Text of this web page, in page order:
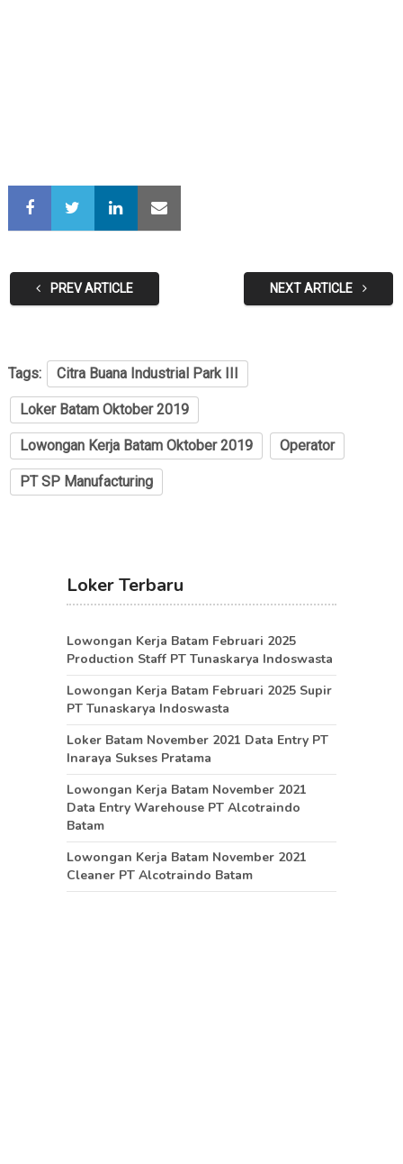
PREV ARTICLE NEXT ARTICLE
Tags: Citra Buana Industrial Park III
Loker Batam Oktober 2019
Lowongan Kerja Batam Oktober 2019 Operator
PT SP Manufacturing
Loker Terbaru
Lowongan Kerja Batam Februari 2025
Production Staff PT Tunaskarya Indoswasta
Lowongan Kerja Batam Februari 2025 Supir
PT Tunaskarya Indoswasta
Loker Batam November 2021 Data Entry PT
Inaraya Sukses Pratama
Lowongan Kerja Batam November 2021
Data Entry Warehouse PT Alcotraindo
Batam
Lowongan Kerja Batam November 2021
Cleaner PT Alcotraindo Batam